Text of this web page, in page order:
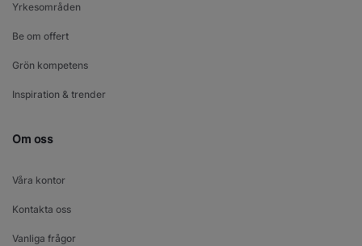
Yrkesområden
Be om offert
Grön kompetens
Inspiration & trender
Om oss
Våra kontor
Kontakta oss
Vanliga frågor